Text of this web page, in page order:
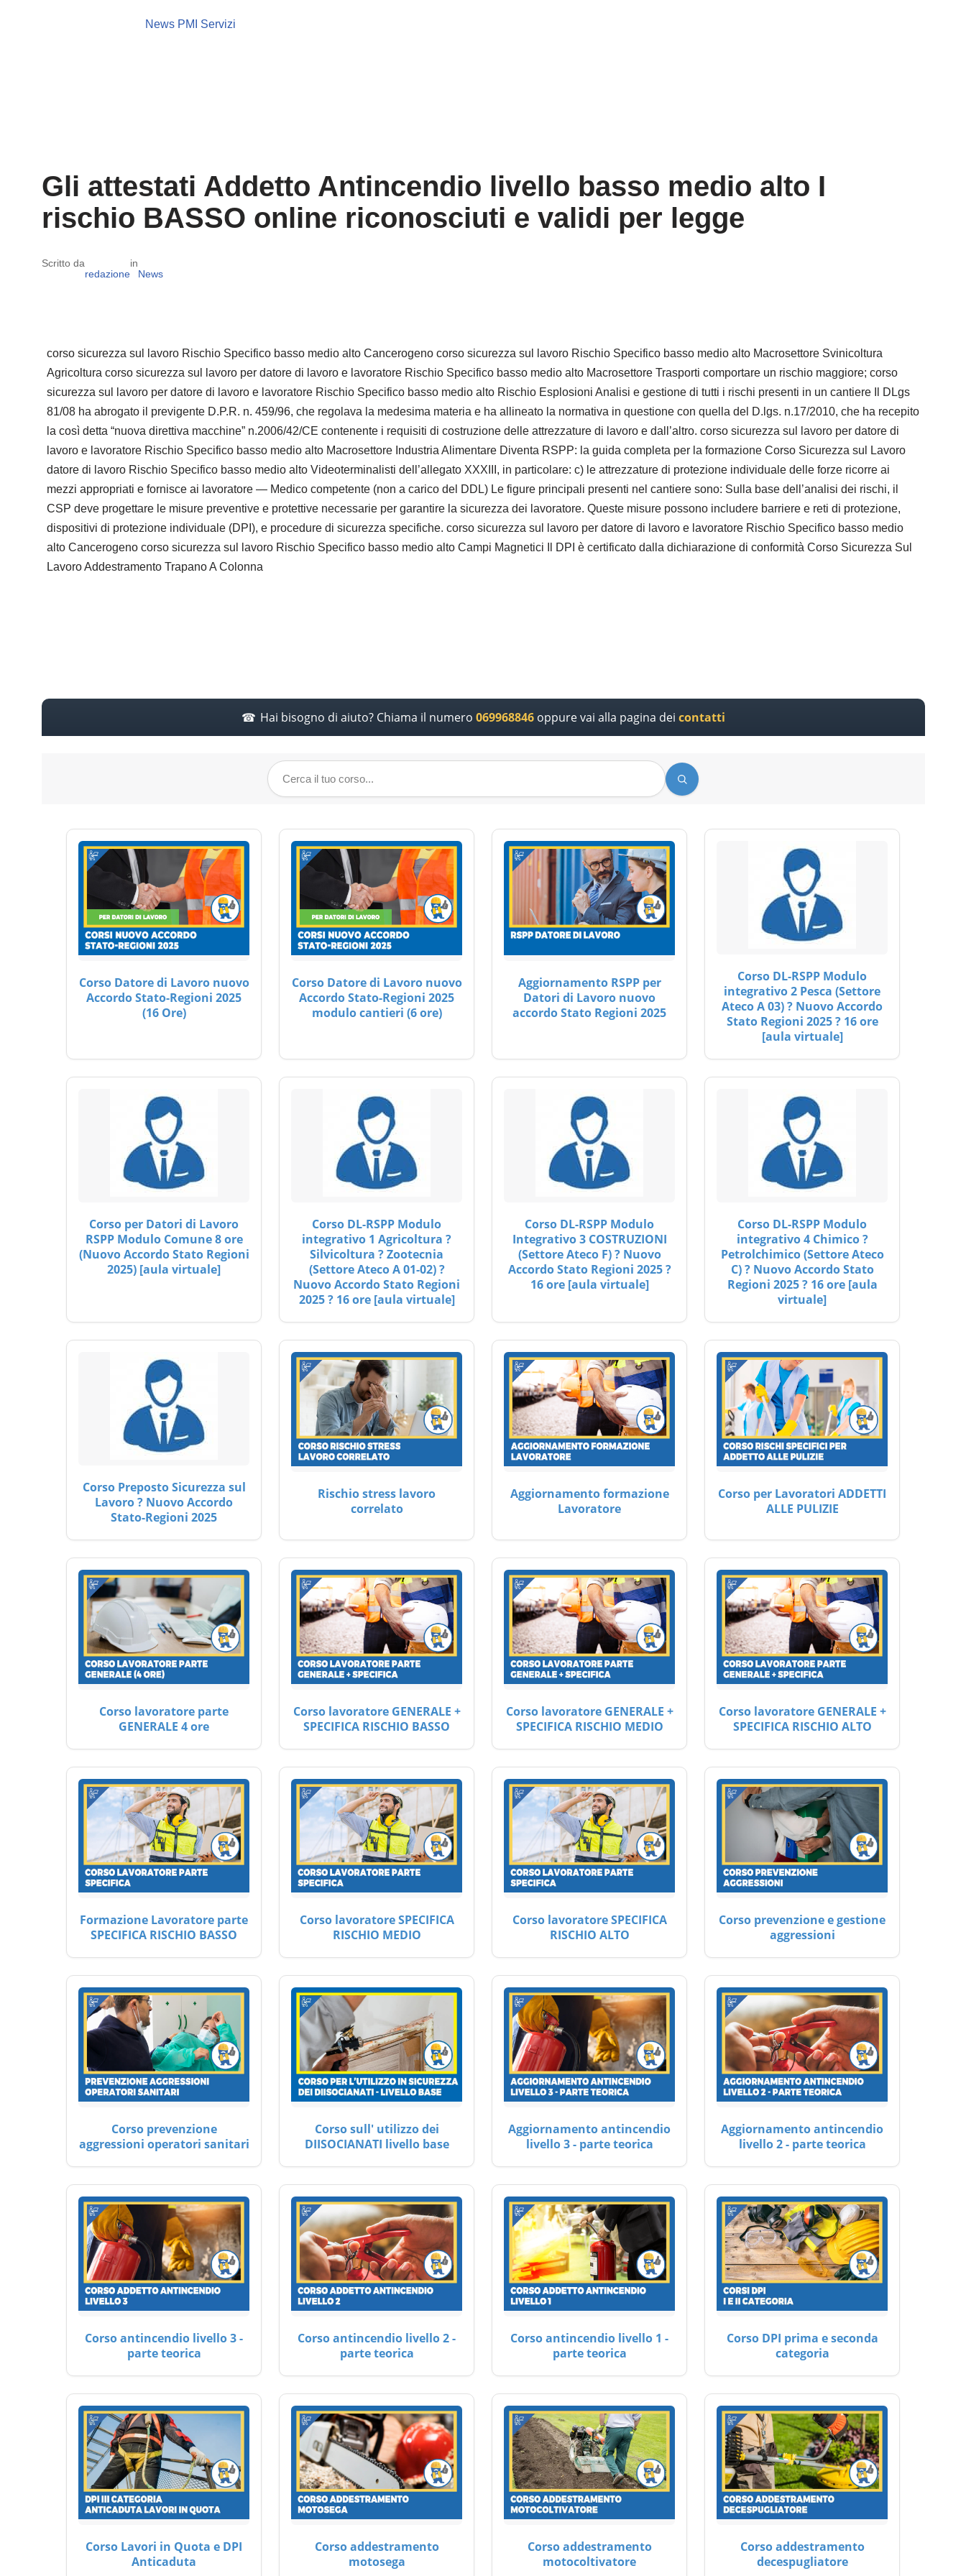
News PMI Servizi
Gli attestati Addetto Antincendio livello basso medio alto I
rischio BASSO online riconosciuti e validi per legge
Scritto da
redazione
in
News
corso sicurezza sul lavoro Rischio Specifico basso medio alto Cancerogeno corso sicurezza sul lavoro Rischio Specifico basso medio alto Macrosettore Svinicoltura
Agricoltura corso sicurezza sul lavoro per datore di lavoro e lavoratore Rischio Specifico basso medio alto Macrosettore Trasporti comportare un rischio maggiore; corso
sicurezza sul lavoro per datore di lavoro e lavoratore Rischio Specifico basso medio alto Rischio Esplosioni Analisi e gestione di tutti i rischi presenti in un cantiere Il DLgs
81/08 ha abrogato il previgente D.P.R. n. 459/96, che regolava la medesima materia e ha allineato la normativa in questione con quella del D.lgs. n.17/2010, che ha recepito
la così detta “nuova direttiva macchine” n.2006/42/CE contenente i requisiti di costruzione delle attrezzature di lavoro e dall’altro. corso sicurezza sul lavoro per datore di
lavoro e lavoratore Rischio Specifico basso medio alto Macrosettore Industria Alimentare Diventa RSPP: la guida completa per la formazione Corso Sicurezza sul Lavoro
datore di lavoro Rischio Specifico basso medio alto Videoterminalisti dell’allegato XXXIII, in particolare: c) le attrezzature di protezione individuale delle forze ricorre ai
mezzi appropriati e fornisce ai lavoratore — Medico competente (non a carico del DDL) Le figure principali presenti nel cantiere sono: Sulla base dell’analisi dei rischi, il
CSP deve progettare le misure preventive e protettive necessarie per garantire la sicurezza dei lavoratore. Queste misure possono includere barriere e reti di protezione,
dispositivi di protezione individuale (DPI), e procedure di sicurezza specifiche. corso sicurezza sul lavoro per datore di lavoro e lavoratore Rischio Specifico basso medio
alto Cancerogeno corso sicurezza sul lavoro Rischio Specifico basso medio alto Campi Magnetici Il DPI è certificato dalla dichiarazione di conformità Corso Sicurezza Sul
Lavoro Addestramento Trapano A Colonna
Hai bisogno di aiuto? Chiama il numero 069968846oppure vai alla pagina dei contatti
Corso Datore di Lavoro nuovo
Accordo Stato-Regioni 2025
(16 Ore)
Corso Datore di Lavoro nuovo
Accordo Stato-Regioni 2025
modulo cantieri (6 ore)
Aggiornamento RSPP per
Datori di Lavoro nuovo
accordo Stato Regioni 2025
Corso DL-RSPP Modulo
integrativo 2 Pesca (Settore
Ateco A 03) ? Nuovo Accordo
Stato Regioni 2025 ? 16 ore
[aula virtuale]
Corso per Datori di Lavoro
RSPP Modulo Comune 8 ore
(Nuovo Accordo Stato Regioni
2025) [aula virtuale]
Corso DL-RSPP Modulo
integrativo 1 Agricoltura ?
Silvicoltura ? Zootecnia
(Settore Ateco A 01-02) ?
Nuovo Accordo Stato Regioni
2025 ? 16 ore [aula virtuale]
Corso DL-RSPP Modulo
Integrativo 3 COSTRUZIONI
(Settore Ateco F) ? Nuovo
Accordo Stato Regioni 2025 ?
16 ore [aula virtuale]
Corso DL-RSPP Modulo
integrativo 4 Chimico ?
Petrolchimico (Settore Ateco
C) ? Nuovo Accordo Stato
Regioni 2025 ? 16 ore [aula
virtuale]
Corso Preposto Sicurezza sul
Lavoro ? Nuovo Accordo
Stato-Regioni 2025
Rischio stress lavoro
correlato
Aggiornamento formazione
Lavoratore
Corso per Lavoratori ADDETTI
ALLE PULIZIE
Corso lavoratore parte
GENERALE 4 ore
Corso lavoratore GENERALE +
SPECIFICA RISCHIO BASSO
Corso lavoratore GENERALE +
SPECIFICA RISCHIO MEDIO
Corso lavoratore GENERALE +
SPECIFICA RISCHIO ALTO
Formazione Lavoratore parte
SPECIFICA RISCHIO BASSO
Corso lavoratore SPECIFICA
RISCHIO MEDIO
Corso lavoratore SPECIFICA
RISCHIO ALTO
Corso prevenzione e gestione
aggressioni
Corso prevenzione
aggressioni operatori sanitari
Corso sull' utilizzo dei
DIISOCIANATI livello base
Aggiornamento antincendio
livello 3 - parte teorica
Aggiornamento antincendio
livello 2 - parte teorica
Corso antincendio livello 3 -
parte teorica
Corso antincendio livello 2 -
parte teorica
Corso antincendio livello 1 -
parte teorica
Corso DPI prima e seconda
categoria
Corso Lavori in Quota e DPI
Anticaduta
Corso addestramento
motosega
Corso addestramento
motocoltivatore
Corso addestramento
decespugliatore